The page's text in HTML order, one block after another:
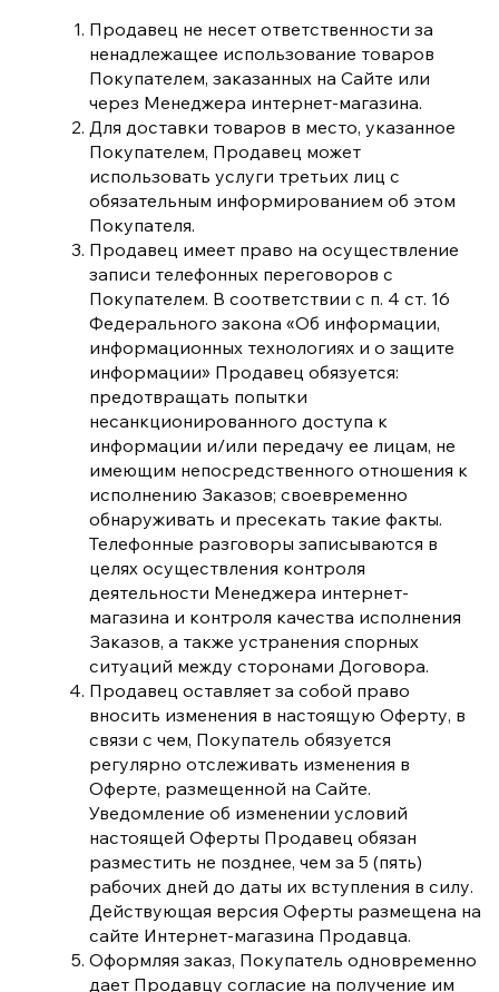
Продавец не несет ответственности за
ненадлежащее использование товаров
Покупателем, заказанных на Сайте или
через Менеджера интернет-магазина.
Для доставки товаров в место, указанное
Покупателем, Продавец может
использовать услуги третьих лиц с
обязательным информированием об этом
Покупателя.
Продавец имеет право на осуществление
записи телефонных переговоров с
Покупателем. В соответствии с п. 4 ст. 16
Федерального закона «Об информации,
информационных технологиях и о защите
информации» Продавец обязуется:
предотвращать попытки
несанкционированного доступа к
информации и/или передачу ее лицам, не
имеющим непосредственного отношения к
исполнению Заказов; своевременно
обнаруживать и пресекать такие факты.
Телефонные разговоры записываются в
целях осуществления контроля
деятельности Менеджера интернет-
магазина и контроля качества исполнения
Заказов, а также устранения спорных
ситуаций между сторонами Договора.
Продавец оставляет за собой право
вносить изменения в настоящую Оферту, в
связи с чем, Покупатель обязуется
регулярно отслеживать изменения в
Оферте, размещенной на Сайте.
Уведомление об изменении условий
настоящей Оферты Продавец обязан
разместить не позднее, чем за 5 (пять)
рабочих дней до даты их вступления в силу.
Действующая версия Оферты размещена на
сайте Интернет-магазина Продавца.
Оформляя заказ, Покупатель одновременно
дает Продавцу согласие на получение им